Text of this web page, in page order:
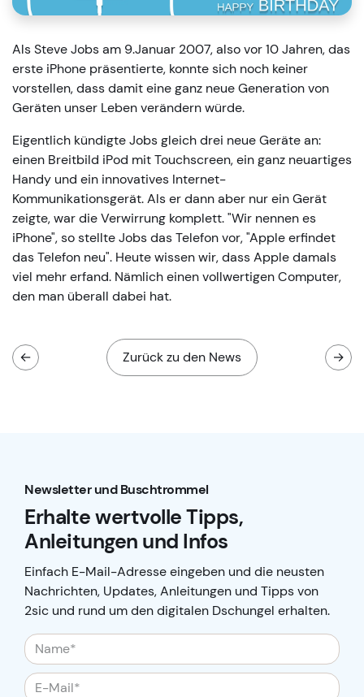
Als Steve Jobs am 9.Januar 2007, also vor 10 Jahren, das
erste iPhone präsentierte, konnte sich noch keiner
vorstellen, dass damit eine ganz neue Generation von
Geräten unser Leben verändern würde.
Eigentlich kündigte Jobs gleich drei neue Geräte an:
einen Breitbild iPod mit Touchscreen, ein ganz neuartiges
Handy und ein innovatives Internet-
Kommunikationsgerät. Als er dann aber nur ein Gerät
zeigte, war die Verwirrung komplett. "Wir nennen es
iPhone", so stellte Jobs das Telefon vor, "Apple erfindet
das Telefon neu". Heute wissen wir, dass Apple damals
viel mehr erfand. Nämlich einen vollwertigen Computer,
den man überall dabei hat.
← Zurück zu den News →
Newsletter und Buschtrommel
Erhalte wertvolle Tipps,
Anleitungen und Infos
Einfach E-Mail-Adresse eingeben und die neusten
Nachrichten, Updates, Anleitungen und Tipps von
2sic und rund um den digitalen Dschungel erhalten.